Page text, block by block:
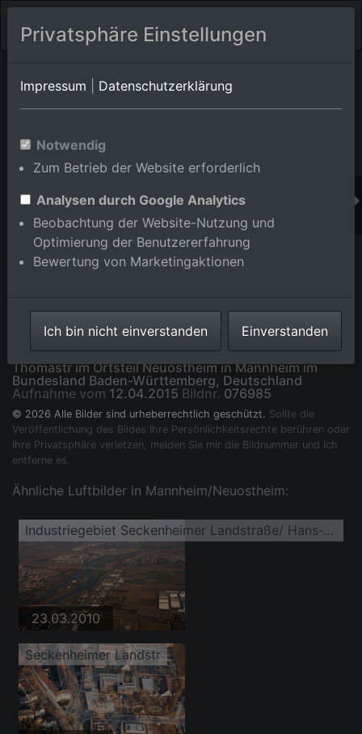
Orts-Album von Mannheim/Neuostheim
Württemberg,Deutschland
Im Shop bestellen
Industriegebiet Seckenheimer Landstraße/ Hans-
Thomastr im Ortsteil Neuostheim in Mannheim im
Bundesland Baden-Württemberg, Deutschland
Aufnahme vom 12.04.2015 Bildnr. 076985
© 2026 Alle Bilder sind urheberrechtlich geschützt. Sollte die
Veröffentlichung des Bildes Ihre Persönlichkeitsrechte berühren oder
Ihre Privatsphäre verletzen, melden Sie mir die Bildnummer und ich
entferne es.
Ähnliche Luftbilder in Mannheim/Neuostheim:
Industriegebiet Seckenheimer Landstraße/ Hans-Thomastr
23.03.2010
Seckenheimer Landstr
Privatsphäre Einstellungen
Impressum Datenschutzerklärung
Notwendig
Zum Betrieb der Website erforderlich
Analysen durch Google Analytics
Beobachtung der Website-Nutzung und
Optimierung der Benutzererfahrung
Bewertung von Marketingaktionen
Ich bin nicht einverstanden Einverstanden